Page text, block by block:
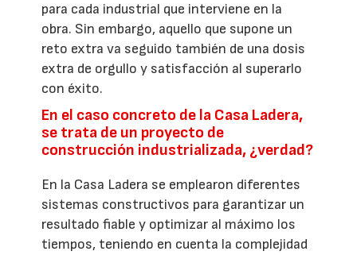
para cada industrial que interviene en la
obra. Sin embargo, aquello que supone un
reto extra va seguido también de una dosis
extra de orgullo y satisfacción al superarlo
con éxito.
En el caso concreto de la Casa Ladera,
se trata de un proyecto de
construcción industrializada, ¿verdad?
En la Casa Ladera se emplearon diferentes
sistemas constructivos para garantizar un
resultado fiable y optimizar al máximo los
tiempos, teniendo en cuenta la complejidad